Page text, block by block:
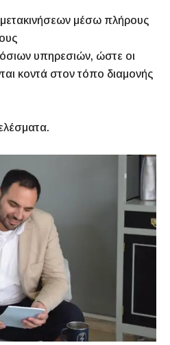
μέσω πλήρους
υπηρεσιών, ώστε οι
κοντά στον τόπο διαμονής